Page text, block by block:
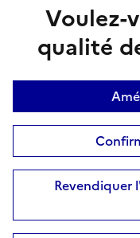
Voulez-
qualité
Revendiquer